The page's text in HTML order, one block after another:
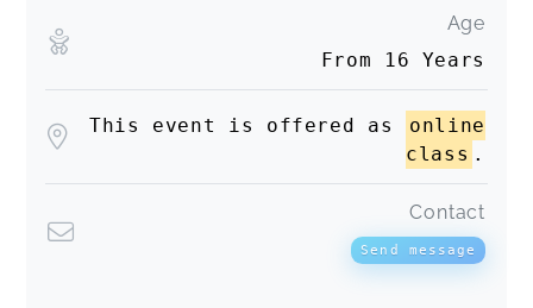
Age
From 16 Years
This event is offered as
online
class .
Contact
Send message